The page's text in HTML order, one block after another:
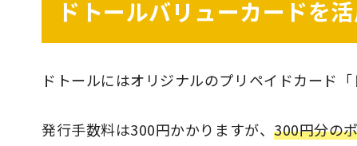
ドトールバリューカードを活
ドトールにはオリジナルのプリペイドカード
発行手数料は300円かかりますが、300円分の